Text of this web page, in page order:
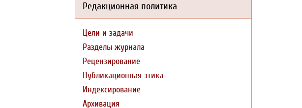
Редакционная политика
Цели и задачи
Разделы журнала
Рецензирование
Публикационная этика
Индексирование
Архивация